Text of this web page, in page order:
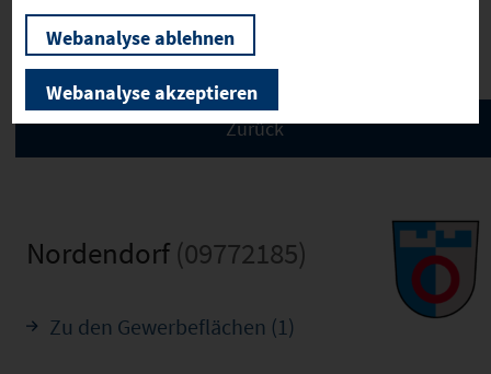
Kommunale Infrastruktur
Nordendorf (09772185)
Zu den Gewerbeflächen (1)
Webanalyse ablehnen
Webanalyse akzeptieren